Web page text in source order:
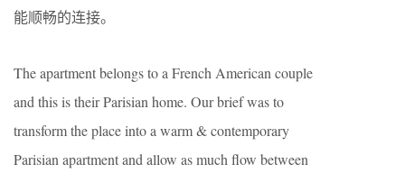
能顺畅的连接。
The apartment belongs to a French American couple
and this is their Parisian home. Our brief was to
transform the place into a warm & contemporary
Parisian apartment and allow as much flow between